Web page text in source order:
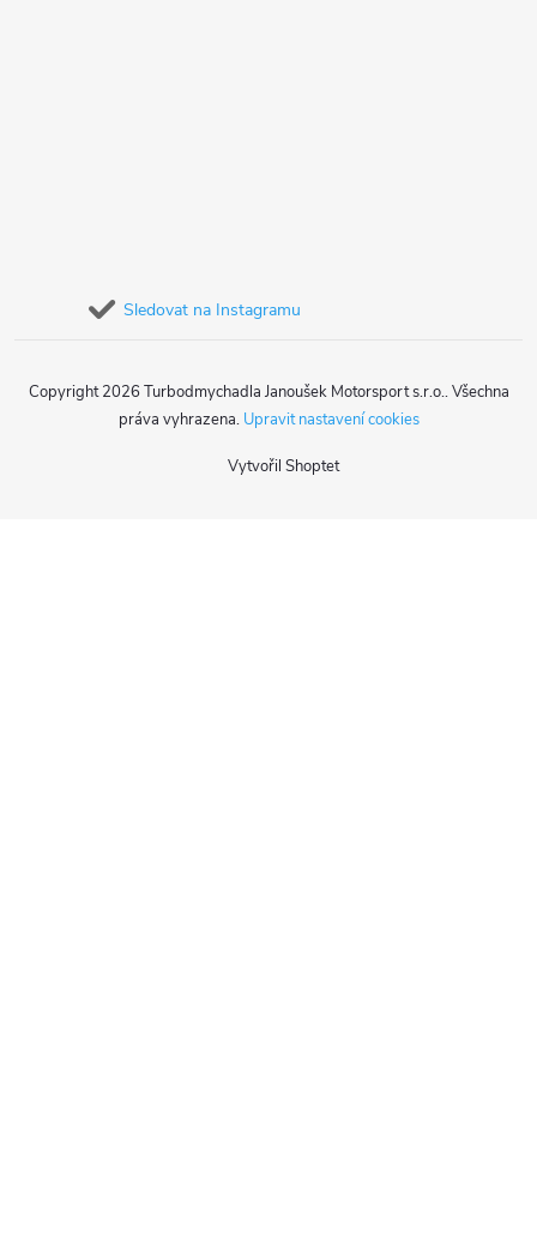
Sledovat na Instagramu
Vytvořil Shoptet
Copyright 2026 Turbodmychadla Janoušek Motorsport s.r.o.. Všechna
práva vyhrazena. Upravit nastavení cookies